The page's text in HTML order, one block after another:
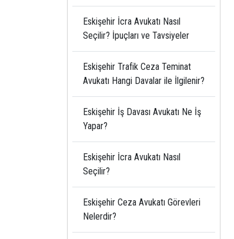
Eskişehir İcra Avukatı Nasıl
Seçilir? İpuçları ve Tavsiyeler
Eskişehir Trafik Ceza Teminat
Avukatı Hangi Davalar ile İlgilenir?
Eskişehir İş Davası Avukatı Ne İş
Yapar?
Eskişehir İcra Avukatı Nasıl
Seçilir?
Eskişehir Ceza Avukatı Görevleri
Nelerdir?